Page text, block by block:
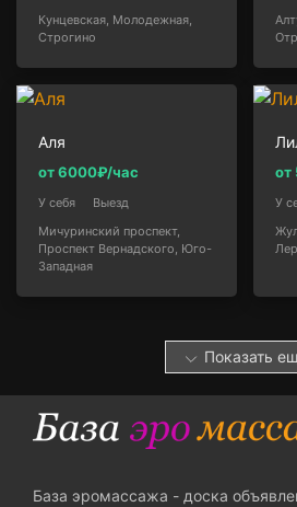
Кунцевская, Молодежная,
Строгино
Аля
от 6000₽/час
У себя
Выезд
Мичуринский проспект,
Проспект Вернадского, Юго-
Западная
от
У
Показать
База эромассажа - доска